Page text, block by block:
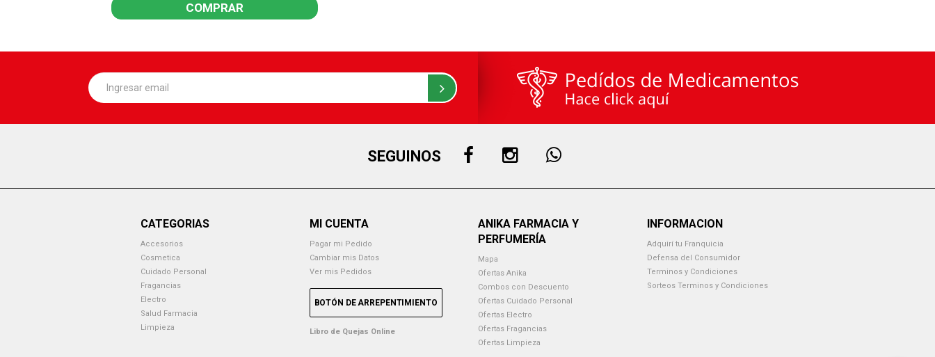
COMPRAR
SEGUINOS
CATEGORIAS
Accesorios
Cosmetica
Cuidado Personal
Fragancias
Electro
Salud Farmacia
Limpieza
MI CUENTA
Pagar mi Pedido
Cambiar mis Datos
Ver mis Pedidos
BOTÓN DE ARREPENTIMIENTO
Libro de Quejas Online
ANIKA FARMACIA Y
PERFUMERÍA
Mapa
Ofertas Anika
Combos con Descuento
Ofertas Cuidado Personal
Ofertas Electro
Ofertas Fragancias
Ofertas Limpieza
INFORMACION
Adquirí tu Franquicia
Defensa del Consumidor
Terminos y Condiciones
Sorteos Terminos y Condiciones